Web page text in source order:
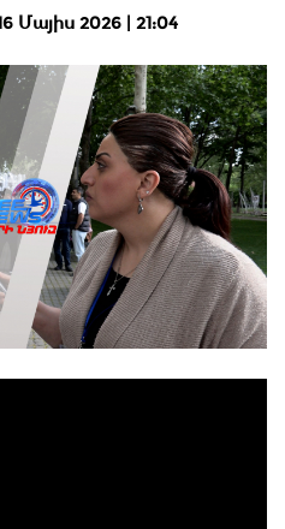
Մայիս 2026 | 21:04